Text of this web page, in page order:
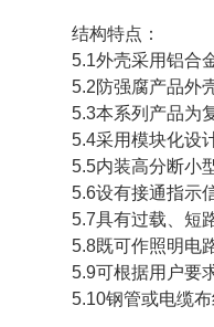
结构特点：
5.1外壳采用铝合
5.2防强腐产品外
5.3本系列产品为
5.4采用模块化设
5.5内装高分断小
5.6设有接通指示
5.7具有过载、短
5.8既可作照明电
5.9可根据用户要
5.10钢管或电缆